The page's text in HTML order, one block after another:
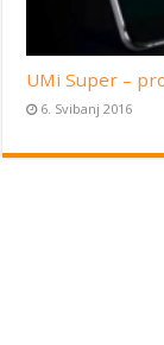
UMi Super –
6. Svibanj 2016